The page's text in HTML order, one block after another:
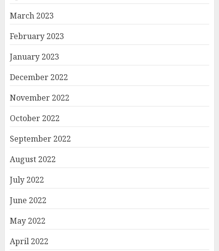
March 2023
February 2023
January 2023
December 2022
November 2022
October 2022
September 2022
August 2022
July 2022
June 2022
May 2022
April 2022